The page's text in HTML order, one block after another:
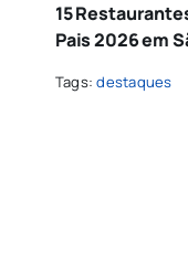
15
Pais 2026 em
Tags:destaques